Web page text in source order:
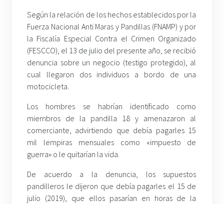
Según la relación de los hechos establecidos por la
Fuerza Nacional Anti Maras y Pandillas (FNAMP) y por
la Fiscalía Especial Contra el Crimen Organizado
(FESCCO), el 13 de julio del presente año, se recibió
denuncia sobre un negocio (testigo protegido), al
cual llegaron dos individuos a bordo de una
motocicleta.
Los hombres se habrían identificado como
miembros de la pandilla 18 y amenazaron al
comerciante, advirtiendo que debía pagarles 15
mil lempiras mensuales como «impuesto de
guerra» o le quitarían la vida.
De acuerdo a la denuncia, los supuestos
pandilleros le dijeron que debía pagarles el 15 de
julio (2019), que ellos pasarían en horas de la